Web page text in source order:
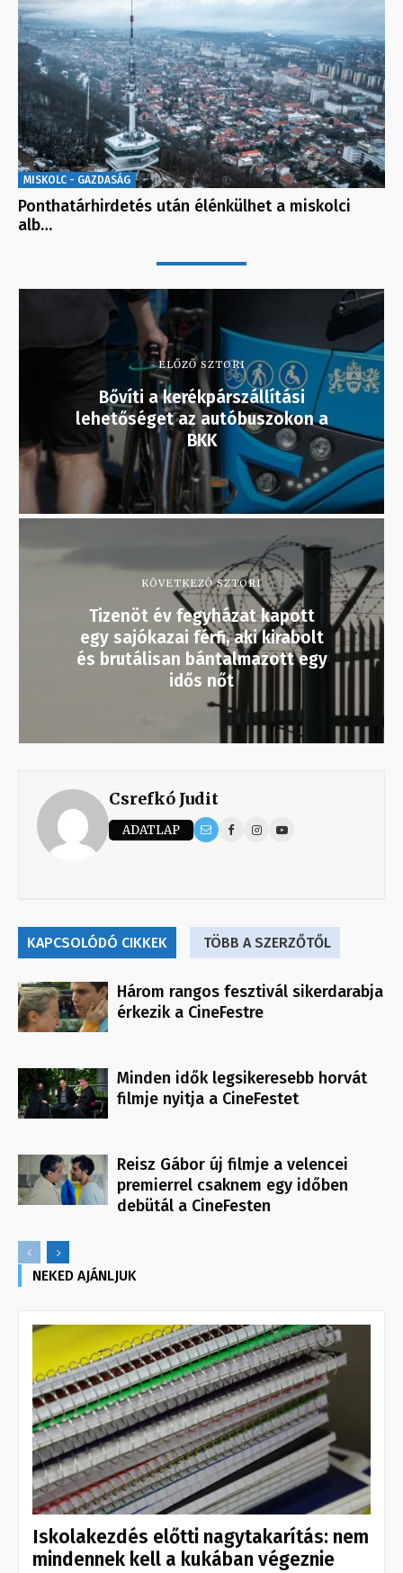
MISKOLC - GAZDASÁG
Ponthatárhirdetés után élénkülhet a miskolci
alb…
ELŐZŐ SZTORI
Bővíti a kerékpárszállítási
lehetőséget az autóbuszokon a
BKK
KÖVETKEZŐ SZTORI
Tizenöt év fegyházat kapott
egy sajókazai férfi, aki kirabolt
és brutálisan bántalmazott egy
idős nőt
Csrefkó Judit
ADATLAP
KAPCSOLÓDÓ CIKKEK TÖBB A SZERZŐTŐL
Három rangos fesztivál sikerdarabja
érkezik a CineFestre
Minden idők legsikeresebb horvát
filmje nyitja a CineFestet
Reisz Gábor új filmje a velencei
premierrel csaknem egy időben
debütál a CineFesten
NEKED AJÁNLJUK
Iskolakezdés előtti nagytakarítás: nem
mindennek kell a kukában végeznie